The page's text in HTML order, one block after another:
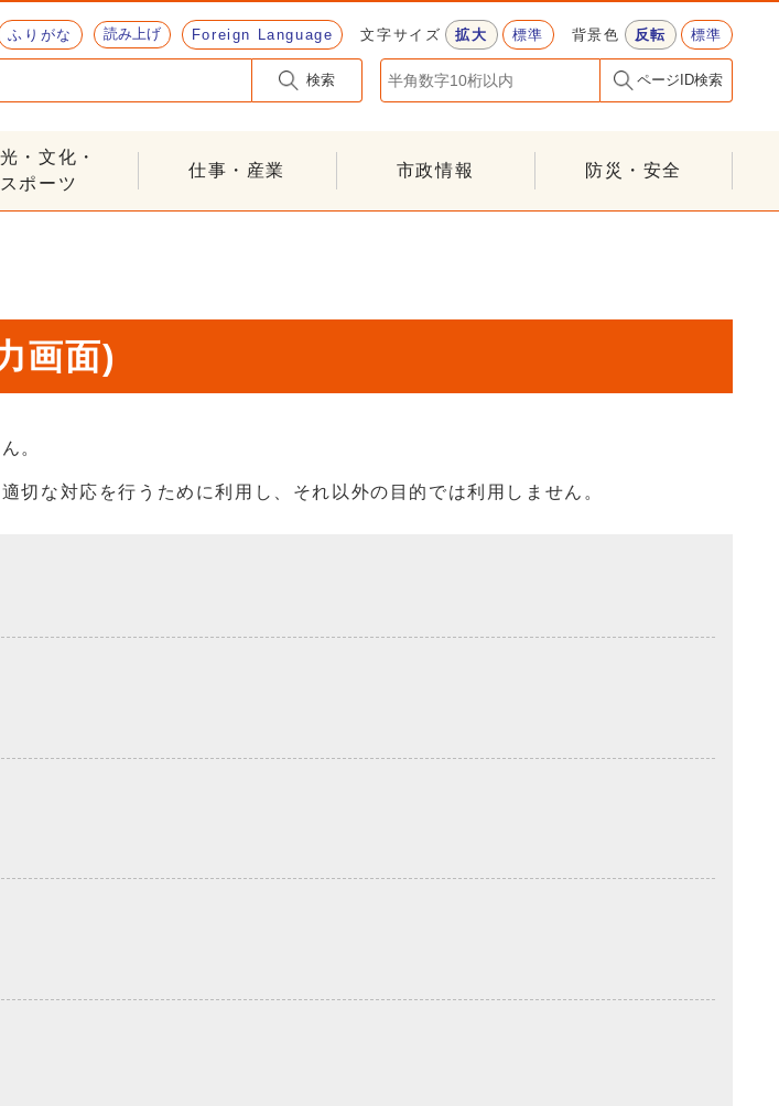
ふりがな 読み上げ Foreign Language 文字サイズ 拡大 標準 背景色 反転 標準
検索 ページID検索
・文化・
スポーツ
仕事・産業 市政情報 防災・安全
画面)
。
な対応を行うために利用し、それ以外の目的では利用しません。